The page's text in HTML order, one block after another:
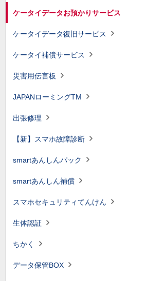
ケータイデータお預かりサービス
ケータイデータ復旧サービス
ケータイ補償サービス
災害用伝言板
JAPANローミングTM
出張修理
【新】スマホ故障診断
smartあんしんパック
smartあんしん補償
スマホセキュリティてんけん
生体認証
ちかく
データ保管BOX